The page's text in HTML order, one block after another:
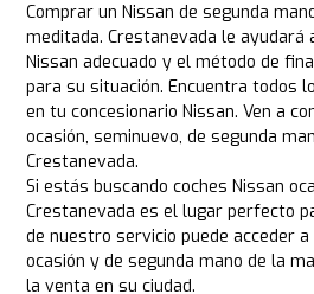
Comprar un Nissan de segunda
meditada. Crestanevada le ayudará
Nissan adecuado y el método de
para su situación. Encuentra todos
en tu concesionario Nissan. Ven a
ocasión, seminuevo, de segunda
Crestanevada.
Si estás buscando coches Nissan
Crestanevada es el lugar perfecto
de nuestro servicio puede acceder
ocasión y de segunda mano de la
la venta en su ciudad.